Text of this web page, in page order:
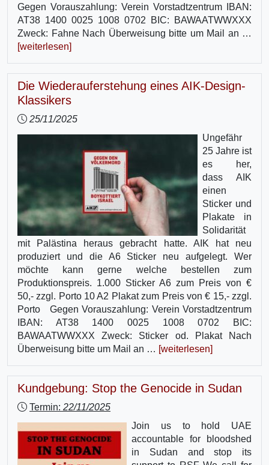
Gegen Vorauszahlung: Verein Vorstadtzentrum IBAN:
AT38 1400 0025 1008 0702 BIC: BAWAATWWXXX
Zweck: Fahne Nach Überweisung bitte um Mail an …
[weiterlesen]
Die Wiederauferstehung eines AIK-Design-
Klassikers
25/11/2025
Ungefähr
25 Jahre ist
es her,
dass AIK
einen
Sticker und
Plakate in
Solidarität
mit Palästina heraus gebracht hatte. AIK hat neu
produziert und die A6 Sticker neu aufgelegt. Wer
möchte kann gerne welche bestellen zum
Produktionspreis. 1.000 Sticker A6 zum Preis von €
50,- zzgl. Porto 10 A2 Plakat zum Preis von € 15,- zzgl.
Porto Gegen Vorauszahlung: Verein Vorstadtzentrum
IBAN: AT38 1400 0025 1008 0702 BIC:
BAWAATWWXXX Zweck: Sticker od. Plakat Nach
Überweisung bitte um Mail an … [weiterlesen]
Kundgebung: Stop the Genocide in Sudan
Termin: 22/11/2025
Join us to hold UAE
accountable for bloodshed
in Sudan and stop its